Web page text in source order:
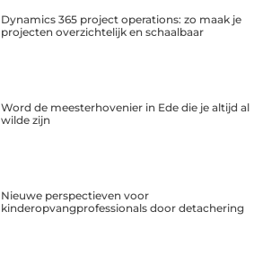
Dynamics 365 project operations: zo maak je
projecten overzichtelijk en schaalbaar
Word de meesterhovenier in Ede die je altijd al
wilde zijn
Nieuwe perspectieven voor
kinderopvangprofessionals door detachering